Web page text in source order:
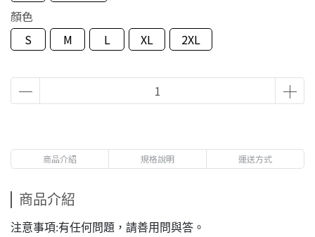
顏色
S
M L XL 2XL
商品介紹 規格說明 運送方式
商品介紹
注意事項:有任何問題，請善用問與答。